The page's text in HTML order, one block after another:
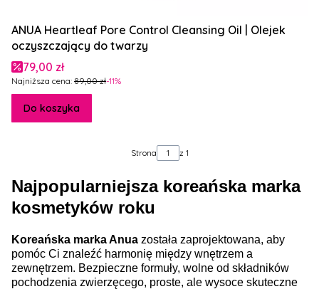
ANUA Heartleaf Pore Control Cleansing Oil | Olejek
oczyszczający do twarzy
Cena promocyjna
79,00 zł
Najniższa cena: 89,00 zł-11%
Do koszyka
Strona z 1
Najpopularniejsza koreańska marka
kosmetyków roku
Koreańska marka Anua została zaprojektowana, aby
pomóc Ci znaleźć harmonię między wnętrzem a
zewnętrzem. Bezpieczne formuły, wolne od składników
pochodzenia zwierzęcego, proste, ale wysoce skuteczne